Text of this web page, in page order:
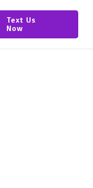
Text Us
Now